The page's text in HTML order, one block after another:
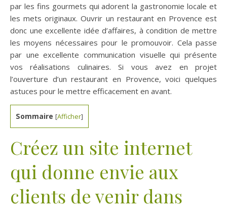
par les fins gourmets qui adorent la gastronomie locale et
les mets originaux. Ouvrir un restaurant en Provence est
donc une excellente idée d’affaires, à condition de mettre
les moyens nécessaires pour le promouvoir. Cela passe
par une excellente communication visuelle qui présente
vos réalisations culinaires. Si vous avez en projet
l’ouverture d’un restaurant en Provence, voici quelques
astuces pour le mettre efficacement en avant.
Sommaire [Afficher]
Créez un site internet
qui donne envie aux
clients de venir dans